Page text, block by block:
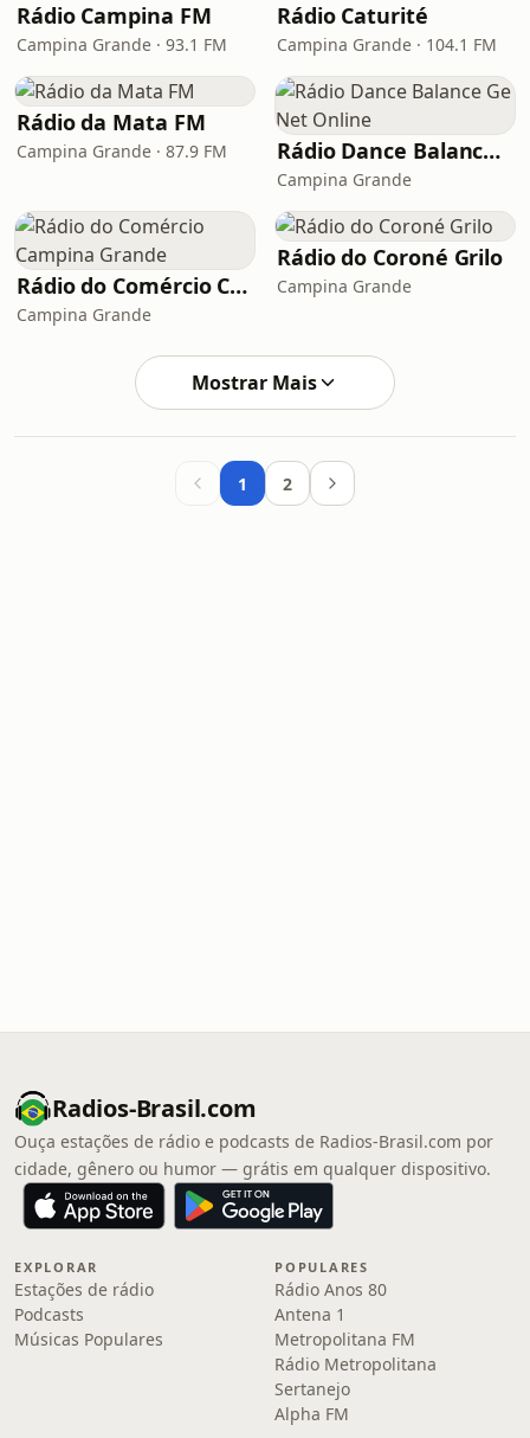
Rádio Campina FM
Campina Grande · 93.1 FM
Rádio Caturité
Campina Grande · 104.1 FM
Rádio da Mata FM
Campina Grande · 87.9 FM Rádio Dance Balance Ge Net Online
Campina Grande
Rádio do Comércio Campina Grande
Campina Grande
Rádio do Coroné Grilo
Campina Grande
Mostrar Mais
1 2
Radios-Brasil.com
Ouça estações de rádio e podcasts de Radios-Brasil.com por
cidade, gênero ou humor — grátis em qualquer dispositivo.
EXPLORAR
Estações de rádio
Podcasts
Músicas Populares
POPULARES
Rádio Anos 80
Antena 1
Metropolitana FM
Rádio Metropolitana
Sertanejo
Alpha FM